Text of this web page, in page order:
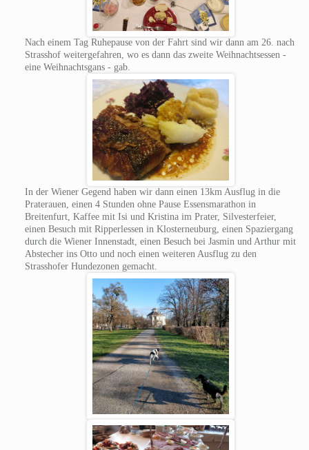
Nach einem Tag Ruhepause von der Fahrt sind wir dann am 26. nach
Strasshof weitergefahren, wo es dann das zweite Weihnachtsessen -
eine Weihnachtsgans - gab.
In der Wiener Gegend haben wir dann einen 13km Ausflug in die
Praterauen, einen 4 Stunden ohne Pause Essensmarathon in
Breitenfurt, Kaffee mit Isi und Kristina im Prater, Silvesterfeier,
einen Besuch mit Ripperlessen in Klosterneuburg, einen Spaziergang
durch die Wiener Innenstadt, einen Besuch bei Jasmin und Arthur mit
Abstecher ins Otto und noch einen weiteren Ausflug zu den
Strasshofer Hundezonen gemacht.